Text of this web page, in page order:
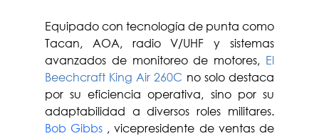
Equipado con tecnología de punta como
Tacan, AOA, radio V/UHF y sistemas
avanzados de monitoreo de motores, El
Beechcraft King Air 260C no solo destaca
por su eficiencia operativa, sino por su
Bob Gibbs , vicepresidente de ventas de